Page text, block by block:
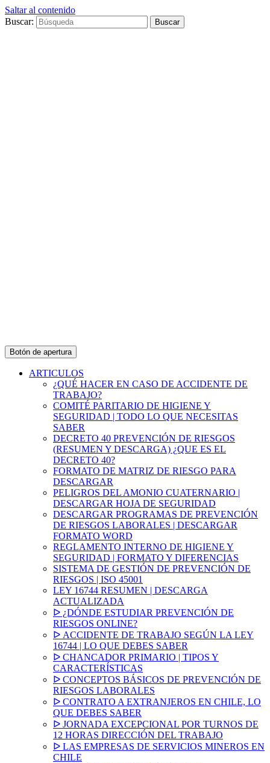
Saltar al contenido
Buscar:
Botón de apertura
ARTICULOS
¿QUÉ HACER EN CASO DE ACCIDENTE DE
TRABAJO?
COMITÉ PARITARIO DE HIGIENE Y
SEGURIDAD | TODO LO QUE NECESITAS
SABER
DECRETO 40 PREVENCIÓN DE RIESGOS
(RESUMEN Y DESCARGA) ¿QUE ES EL
DECRETO 40?
FORMATO DE MATRIZ DE RIESGO PARA
DESCARGAR
PELIGROS DEL AMONIO CUATERNARIO |
DESCARGAR HOJA DE SEGURIDAD
DESCARGAR PROGRAMAS DE PREVENCIÓN
DE RIESGOS LABORALES | DESCARGAR
FORMATO WORD
REGLAMENTO INTERNO DE HIGIENE Y
SEGURIDAD | FORMATO Y DIFERENCIAS
SISTEMA DE GESTIÓN DE PREVENCIÓN DE
RIESGOS | ISO 45001
LEY 16744 RESUMEN | DESCARGA
ACTUALIZADA
ᐅ ¿DÓNDE ESTUDIAR PREVENCIÓN DE
RIESGOS ONLINE?
ᐅ ACCIDENTE DE TRABAJO SEGÚN LA LEY
16744 | LO QUE DEBES SABER
ᐅ CHANCADOR PRIMARIO | TIPOS Y
CARACTERÍSTICAS
ᐅ CONCEPTOS BÁSICOS DE PREVENCIÓN DE
RIESGOS LABORALES
ᐅ CONTRATO A EXTRANJEROS EN CHILE, LO
QUE DEBES SABER
ᐅ JORNADA EXCEPCIONAL POR TURNOS DE
12 HORAS DIRECCIÓN DEL TRABAJO
ᐅ LAS EMPRESAS DE SERVICIOS MINEROS EN
CHILE